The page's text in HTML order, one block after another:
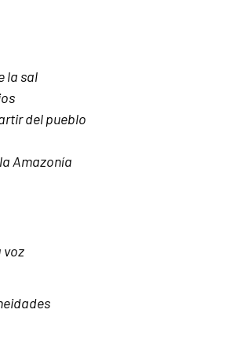
la sal
del pueblo
Amazonía
voz